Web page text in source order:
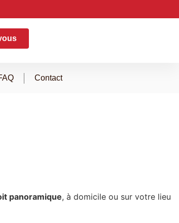
Contact
panoramique, à domicile ou sur votre lieu